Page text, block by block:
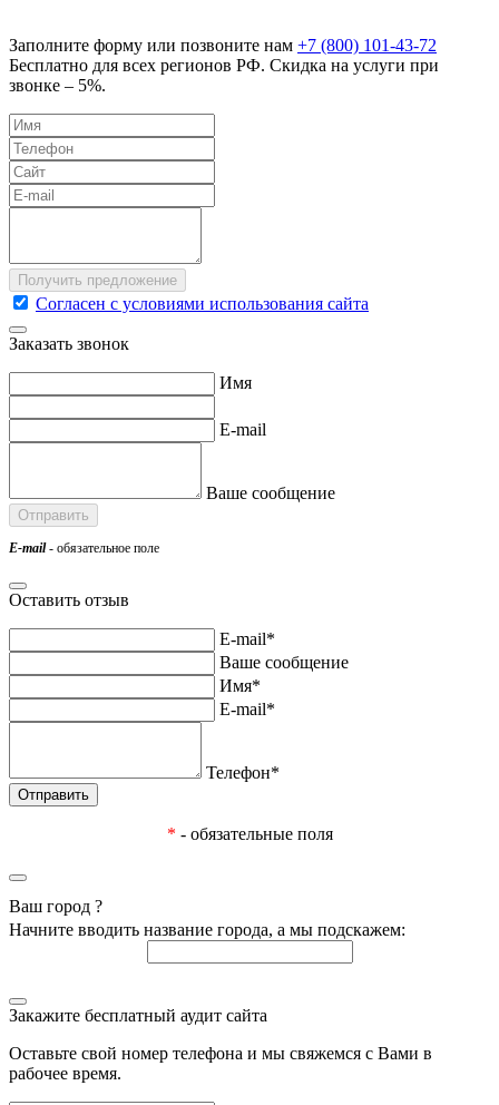
Заполните форму или позвоните нам +7 (800) 101-43-72
Бесплатно для всех регионов РФ. Скидка на услуги при
звонке – 5%.
Согласен с условиями использования сайта
Заказать звонок
Имя
E-mail
Ваше сообщение
E-mail- обязательное поле
Оставить отзыв
E-mail*
Ваше сообщение
Имя*
E-mail*
Телефон*
* - обязательные поля
Ваш город ?
Начните вводить название города, а мы подскажем:
Закажите бесплатный аудит сайта
Оставьте свой номер телефона и мы свяжемся с Вами в
рабочее время.